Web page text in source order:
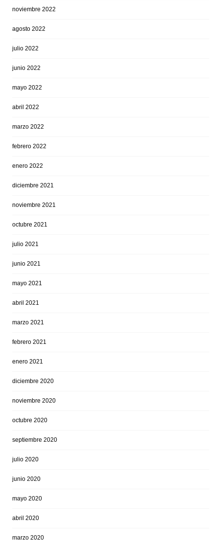
noviembre 2022
agosto 2022
julio 2022
junio 2022
mayo 2022
abril 2022
marzo 2022
febrero 2022
enero 2022
diciembre 2021
noviembre 2021
octubre 2021
julio 2021
junio 2021
mayo 2021
abril 2021
marzo 2021
febrero 2021
enero 2021
diciembre 2020
noviembre 2020
octubre 2020
septiembre 2020
julio 2020
junio 2020
mayo 2020
abril 2020
marzo 2020